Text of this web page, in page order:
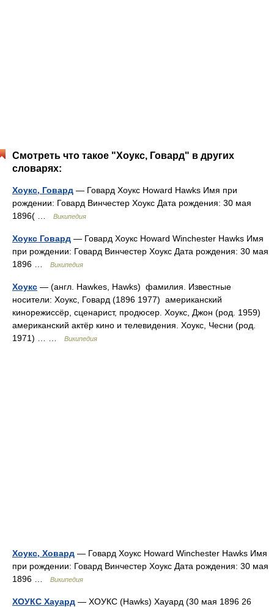
Смотреть что такое "Хоукс, Говард" в других
словарях:
Хоукс, Говард — Говард Хоукс Howard Hawks Имя при
рождении: Говард Винчестер Хоукс Дата рождения: 30 мая
1896( …
Википедия
Хоукс Говард — Говард Хоукс Howard Winchester Hawks Имя
при рождении: Говард Винчестер Хоукс Дата рождения: 30 мая
1896 …
Википедия
Хоукс — (англ. Hawkes, Hawks) фамилия. Известные
носители: Хоукс, Говард (1896 1977) американский
кинорежиссёр, сценарист, продюсер. Хоукс, Джон (род. 1959)
американский актёр кино и телевидения. Хоукс, Чесни (род.
1971) … …
Википедия
Хоукс, Ховард — Говард Хоукс Howard Winchester Hawks Имя
при рождении: Говард Винчестер Хоукс Дата рождения: 30 мая
1896 …
Википедия
ХОУКС Хауард — ХОУКС (Hawks) Хауард (30 мая 1896 26